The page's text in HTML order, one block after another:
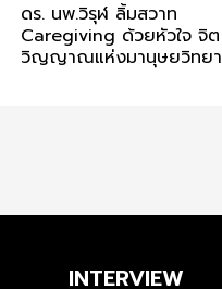
ดร. นพ.วิรุฬ ลิ้มสวาท
Caregiving ด้วยหัวใจ จิต
วิญญาณแห่งมานุษยวิทยา
INTERVIEW